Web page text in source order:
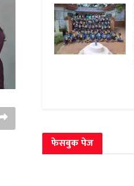
फेसबुक पेज